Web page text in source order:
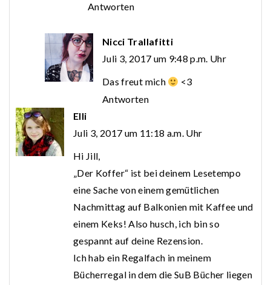
Antworten
Nicci Trallafitti
Juli 3, 2017 um 9:48 p.m. Uhr
Das freut mich
<3
Antworten
Elli
Juli 3, 2017 um 11:18 a.m. Uhr
Hi Jill,
„Der Koffer“ ist bei deinem Lesetempo
eine Sache von einem gemütlichen
Nachmittag auf Balkonien mit Kaffee und
einem Keks! Also husch, ich bin so
gespannt auf deine Rezension.
Ich hab ein Regalfach in meinem
Bücherregal in dem die SuB Bücher liegen